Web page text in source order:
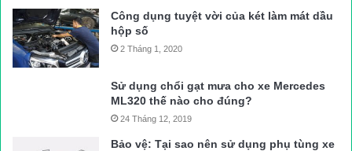
Công dụng tuyệt vời của két làm mát dầu
hộp số
2 Tháng 1, 2020
Sử dụng chổi gạt mưa cho xe Mercedes
ML320 thế nào cho đúng?
24 Tháng 12, 2019
Bảo vệ: Tại sao nên sử dụng phụ tùng xe